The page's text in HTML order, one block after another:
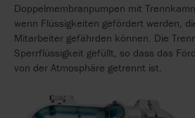
Doppelmembranpumpen mit
wenn Flüssigkeiten gefördert werden,
Mitarbeiter gefährden können. Die
Sperrflüssigkeit gefüllt, so dass das
von der Atmosphäre getrennt ist.